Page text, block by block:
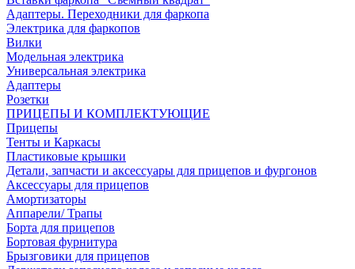
Адаптеры. Переходники для фаркопа
Электрика для фаркопов
Вилки
Модельная электрика
Универсальная электрика
Адаптеры
Розетки
ПРИЦЕПЫ И КОМПЛЕКТУЮЩИЕ
Прицепы
Тенты и Каркасы
Пластиковые крышки
Детали, запчасти и аксессуары для прицепов и фургонов
Аксессуары для прицепов
Амортизаторы
Аппарели/ Трапы
Борта для прицепов
Бортовая фурнитура
Брызговики для прицепов